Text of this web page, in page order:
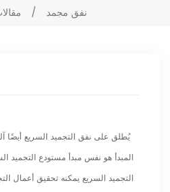
/ نفق مجمد
يُطلق على نفق التجميد السريع أيضًا
المبدأ هو نفس مبدأ مستودع التجميد
التجميد السريع يمكنه تحقيق أعمال